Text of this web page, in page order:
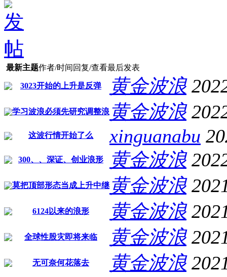
最新主题作者/时间 回复/查看最后发表
3023开始的上升是反弹 黄金波浪
学习波浪必须先研究调整浪 黄金波浪
这波行情开始了么 xinguanabu
300、、深证、创业浪形 黄金波浪
莫把顶部形态当成上升中继 黄金波浪
6124以来的浪形 黄金波浪
全球性股灾即将来临 黄金波浪
无可奈何花落去 黄金波浪